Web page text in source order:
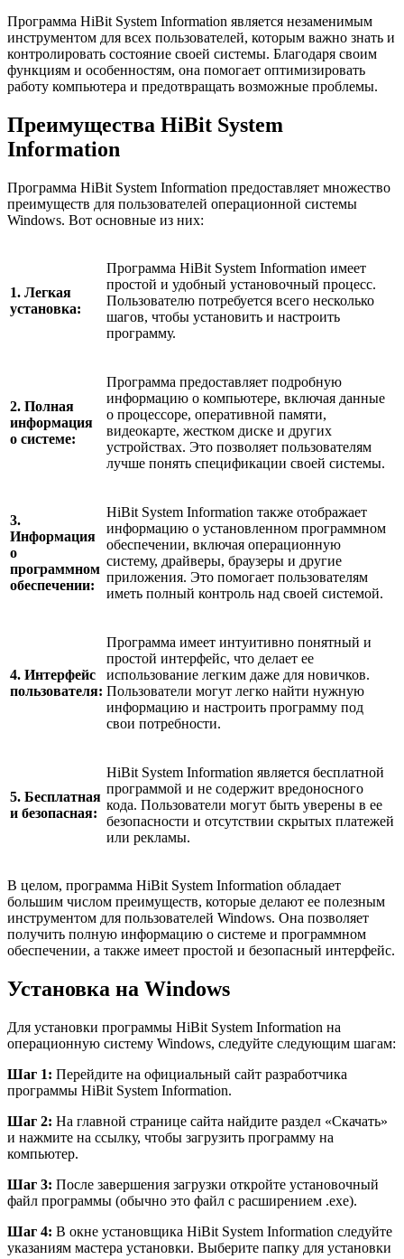
Программа HiBit System Information является незаменимым
инструментом для всех пользователей, которым важно знать и
контролировать состояние своей системы. Благодаря своим
функциям и особенностям, она помогает оптимизировать
работу компьютера и предотвращать возможные проблемы.
Преимущества HiBit System
Information
Программа HiBit System Information предоставляет множество
преимуществ для пользователей операционной системы
Windows. Вот основные из них:
1. Легкая
установка:
Программа HiBit System Information имеет
простой и удобный установочный процесс.
Пользователю потребуется всего несколько
шагов, чтобы установить и настроить
программу.
2. Полная
информация
о системе:
Программа предоставляет подробную
информацию о компьютере, включая данные
о процессоре, оперативной памяти,
видеокарте, жестком диске и других
устройствах. Это позволяет пользователям
лучше понять спецификации своей системы.
3.
Информация
о
программном
обеспечении:
HiBit System Information также отображает
информацию о установленном программном
обеспечении, включая операционную
систему, драйверы, браузеры и другие
приложения. Это помогает пользователям
иметь полный контроль над своей системой.
4. Интерфейс
пользователя:
Программа имеет интуитивно понятный и
простой интерфейс, что делает ее
использование легким даже для новичков.
Пользователи могут легко найти нужную
информацию и настроить программу под
свои потребности.
5. Бесплатная
и безопасная:
HiBit System Information является бесплатной
программой и не содержит вредоносного
кода. Пользователи могут быть уверены в ее
безопасности и отсутствии скрытых платежей
или рекламы.
В целом, программа HiBit System Information обладает
большим числом преимуществ, которые делают ее полезным
инструментом для пользователей Windows. Она позволяет
получить полную информацию о системе и программном
обеспечении, а также имеет простой и безопасный интерфейс.
Установка на Windows
Для установки программы HiBit System Information на
операционную систему Windows, следуйте следующим шагам:
Шаг 1: Перейдите на официальный сайт разработчика
программы HiBit System Information.
Шаг 2: На главной странице сайта найдите раздел «Скачать»
и нажмите на ссылку, чтобы загрузить программу на
компьютер.
Шаг 3: После завершения загрузки откройте установочный
файл программы (обычно это файл с расширением .exe).
Шаг 4: В окне установщика HiBit System Information следуйте
указаниям мастера установки. Выберите папку для установки